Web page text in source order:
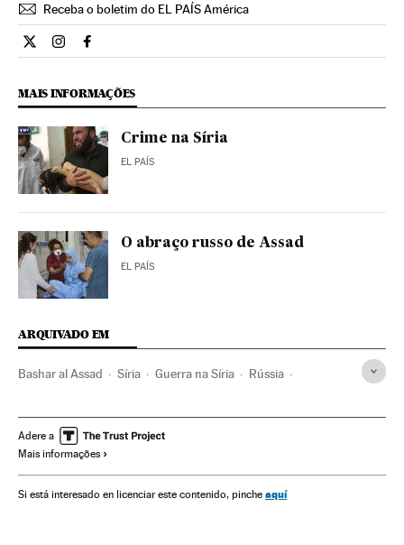
Receba o boletim do EL PAÍS América
Internacional El País Brasil en Twitter
Internacional El País Brasil en Instagram
Internacional El País Brasil en Facebook
MAIS INFORMAÇÕES
Crime na Síria
EL PAÍS
O abraço russo de Assad
EL PAÍS
ARQUIVADO EM
Bashar al Assad Síria Guerra na Síria Rússia
Europa Leste Revoluções
Política exterior
Ásia Guerra América Conflitos Europa Política
Adere a
Mais informações
Si está interesado en licenciar este contenido, pinche aquí